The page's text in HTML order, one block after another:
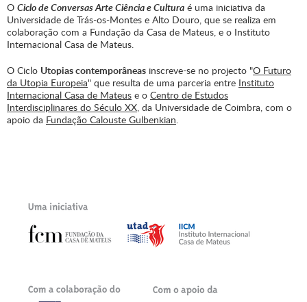
O Ciclo de Conversas Arte Ciência e Cultura é uma iniciativa da
Universidade de Trás-os-Montes e Alto Douro, que se realiza em
colaboração com a Fundação da Casa de Mateus, e o Instituto
Internacional Casa de Mateus.
O Ciclo Utopias contemporâneas inscreve-se no projecto "O Futuro
da Utopia Europeia" que resulta de uma parceria entre Instituto
Internacional Casa de Mateus e o Centro de Estudos
Interdisciplinares do Século XX, da Universidade de Coimbra, com o
apoio da Fundação Calouste Gulbenkian.